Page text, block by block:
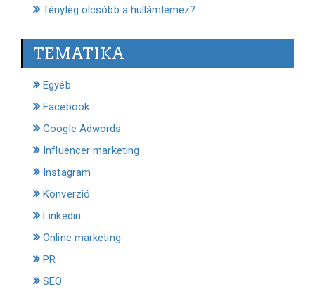
Tényleg olcsóbb a hullámlemez?
TEMATIKA
Egyéb
Facebook
Google Adwords
Influencer marketing
Instagram
Konverzió
Linkedin
Online marketing
PR
SEO